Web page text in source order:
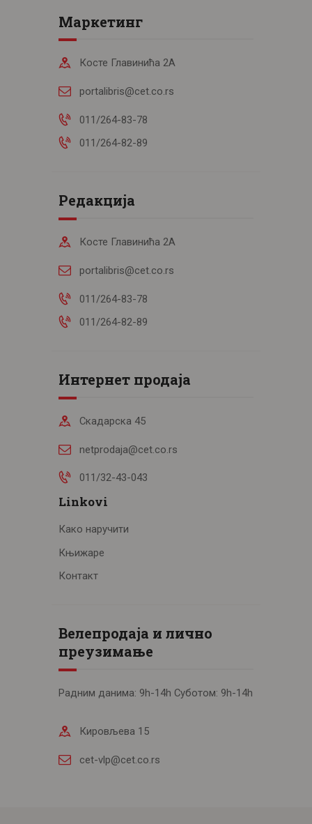
Маркетинг
Косте Главинића 2А
portalibris@cet.co.rs
011/264-83-78
011/264-82-89
Редакција
Косте Главинића 2А
portalibris@cet.co.rs
011/264-83-78
011/264-82-89
Интернет продаја
Скадарска 45
netprodaja@cet.co.rs
011/32-43-043
Linkovi
Како наручити
Књижаре
Контакт
Велепродаја и лично
преузимање
Радним данима: 9h-14h Суботом: 9h-14h
Кировљева 15
cet-vlp@cet.co.rs